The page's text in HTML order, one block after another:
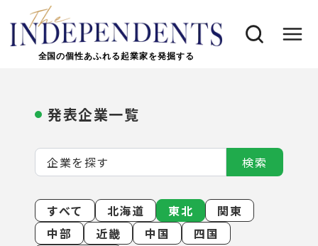
全国の個性あふれる起業家を発掘する
発表企業一覧
検索
すべて 北海道 東北
関東
中部
近畿 中国
四国